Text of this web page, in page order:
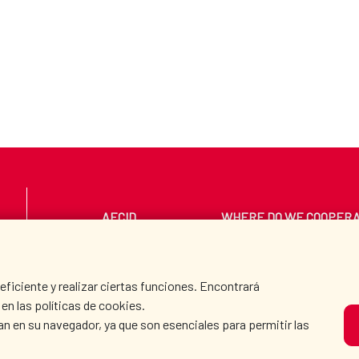
y realizar ciertas funciones. Encontrará
las políticas de cookies.
en su navegador, ya que son esenciales para permitir las
AECID WHERE DO WE
PRESS ROOM CULTURE AND